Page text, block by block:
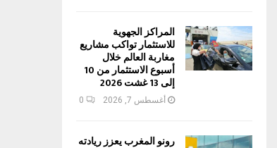
المراكز الجهوية
للاستثمار تواكب مشاريع
مغاربة العالم خلال
أسبوع الاستثمار من 10
إلى 13 غشت 2026
أغسطس 7, 2026 0
رونو المغرب يعزز ريادته